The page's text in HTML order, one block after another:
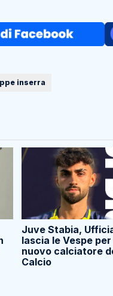
inserra
Juve Stabia,
lascia le Vespe
nuovo calciatore
Calcio